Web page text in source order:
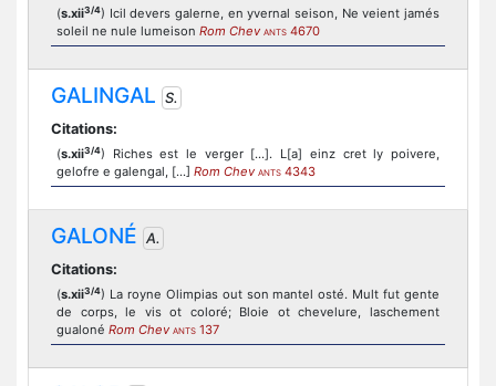
(s.xii3/4) Icil devers galerne, en yvernal seison, Ne veient jamés
soleil ne nule lumeison Rom Chev ANTS 4670
GALINGAL S.
Citations:
(s.xii3/4) Riches est le verger [...]. L[a] einz cret ly poivere,
gelofre e galengal, [...] Rom Chev ANTS 4343
GALONÉ A.
Citations:
(s.xii3/4) La royne Olimpias out son mantel osté. Mult fut gente
de corps, le vis ot coloré; Bloie ot chevelure, laschement
gualoné Rom Chev ANTS 137